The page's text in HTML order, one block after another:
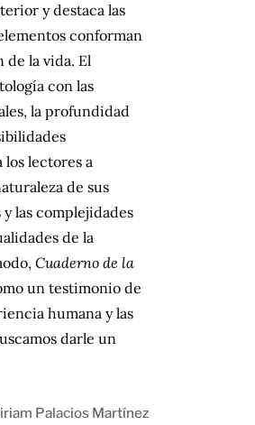
y destaca las
conforman
de la vida. El
con las
la profundidad
los lectores a
de sus
las complejidades
de la
Cuaderno de la
un testimonio de
humana y las
darle un
Palacios Martínez